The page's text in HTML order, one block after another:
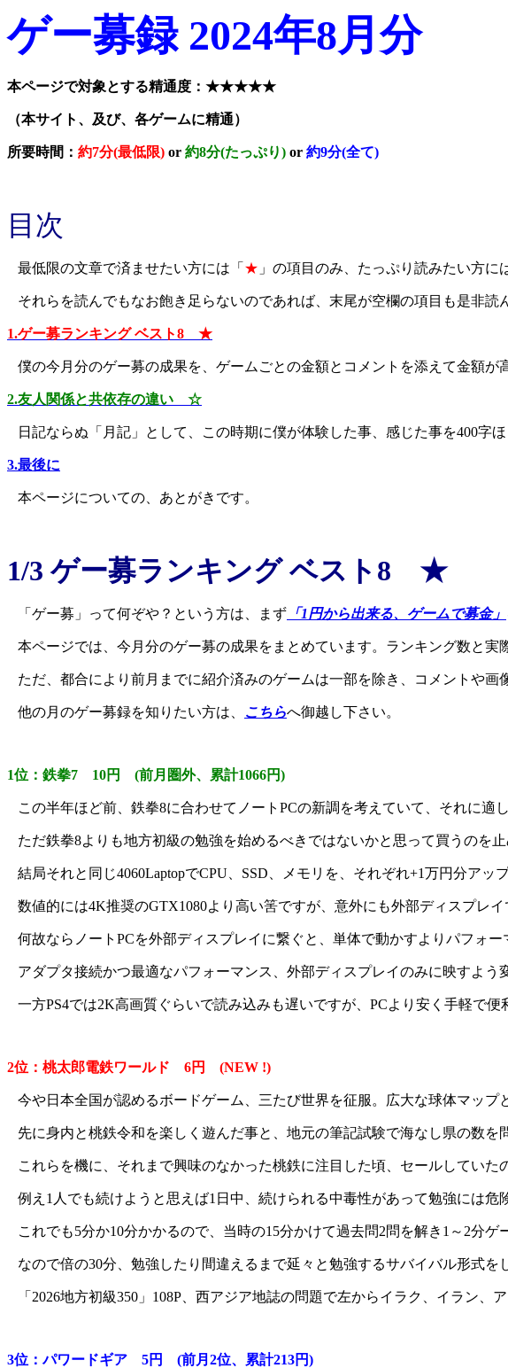
ゲー募録 2024年8月分
本ページで対象とする精通度：★★★★★
（本サイト、及び、各ゲームに精通）
所要時間： 約7分(最低限) or 約8分(たっぷり) or 約9分(全て)
目次
最低限の文章で済ませたい方には「 ★ 」の項目のみ、たっぷり読みたい方に
それらを読んでもなお飽き足らないのであれば、末尾が空欄の項目も是非読
1.ゲー募ランキング ベスト8 ★
僕の今月分のゲー募の成果を、ゲームごとの金額とコメントを添えて金額
2.友人関係と共依存の違い ☆
日記ならぬ「月記」として、この時期に僕が体験した事、感じた事を400字ほ
3.最後に
本ページについての、あとがきです。
1/3 ゲー募ランキング ベスト8 ★
「ゲー募」って何ぞや？という方は、まず 「1円から出来る、ゲームで募金」
本ページでは、今月分のゲー募の成果をまとめています。ランキング数と
ただ、都合により前月までに紹介済みのゲームは一部を除き、コメントや画
他の月のゲー募録を知りたい方は、 こちらへ御越し下さい。
1位：鉄拳7 10円 (前月圏外、累計1066円)
この半年ほど前、鉄拳8に合わせてノートPCの新調を考えていて、それに適
ただ鉄拳8よりも地方初級の勉強を始めるべきではないかと思って買うのを
結局それと同じ4060LaptopでCPU、SSD、メモリを、それぞれ+1万円分ア
数値的には4K推奨のGTX1080より高い筈ですが、意外にも外部ディスプレイ
何故ならノートPCを外部ディスプレイに繋ぐと、単体で動かすよりパフォー
アダプタ接続かつ最適なパフォーマンス、外部ディスプレイのみに映すよ
一方PS4では2K高画質ぐらいで読み込みも遅いですが、PCより安く手軽で
2位：桃太郎電鉄ワールド 6円 (NEW !)
今や日本全国が認めるボードゲーム、三たび世界を征服。広大な球体マッ
先に身内と桃鉄令和を楽しく遊んだ事と、地元の筆記試験で海なし県の数を
これらを機に、それまで興味のなかった桃鉄に注目した頃、セールしてい
例え1人でも続けようと思えば1日中、続けられる中毒性があって勉強には
これでも5分か10分かかるので、当時の15分かけて過去問2問を解き1～2分
なので倍の30分、勉強したり間違えるまで延々と勉強するサバイバル形式
「2026地方初級350」108P、西アジア地誌の問題で左からイラク、イラン
3位：パワードギア 5円 (前月2位、累計213円)